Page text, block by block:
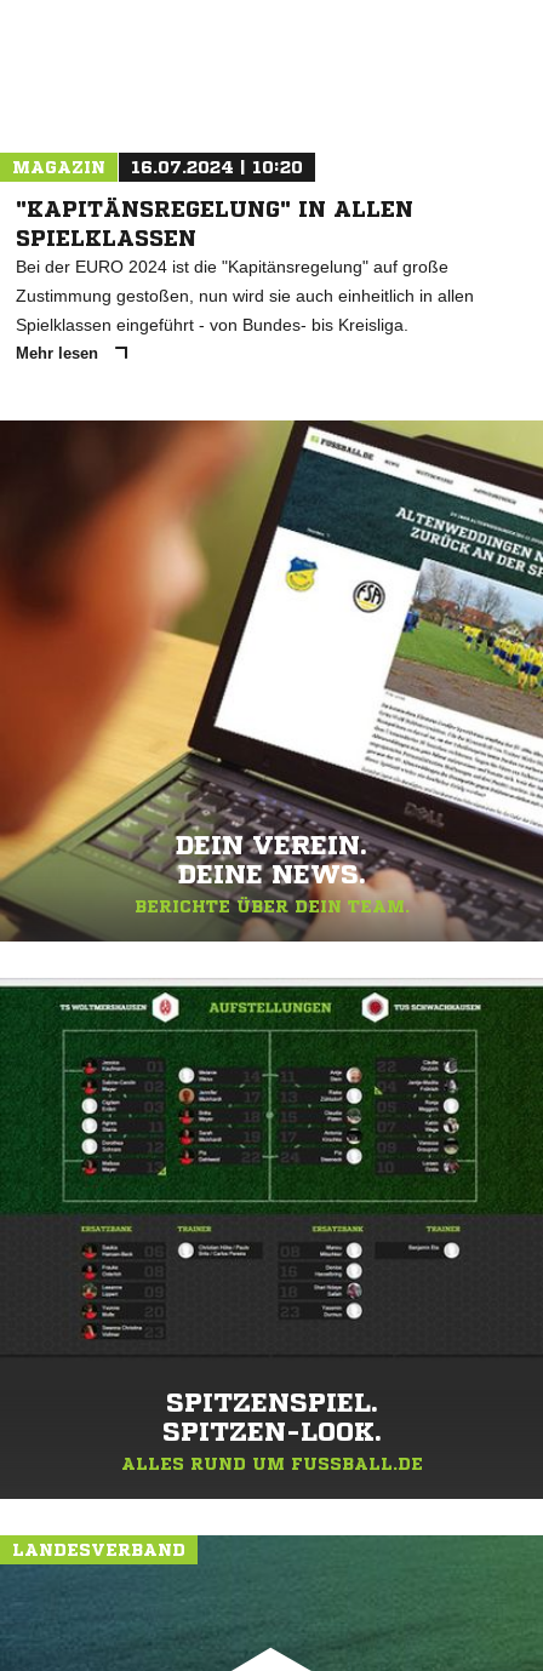
MAGAZIN 16.07.2024 | 10:20
"KAPITÄNSREGELUNG" IN ALLEN
SPIELKLASSEN
Bei der EURO 2024 ist die "Kapitänsregelung" auf große
Zustimmung gestoßen, nun wird sie auch einheitlich in allen
Spielklassen eingeführt - von Bundes- bis Kreisliga.
Mehr lesen
DEIN VEREIN.
DEINE NEWS.
BERICHTE ÜBER DEIN TEAM.
SPITZENSPIEL.
SPITZEN-LOOK.
ALLES RUND UM FUSSBALL.DE
LANDESVERBAND